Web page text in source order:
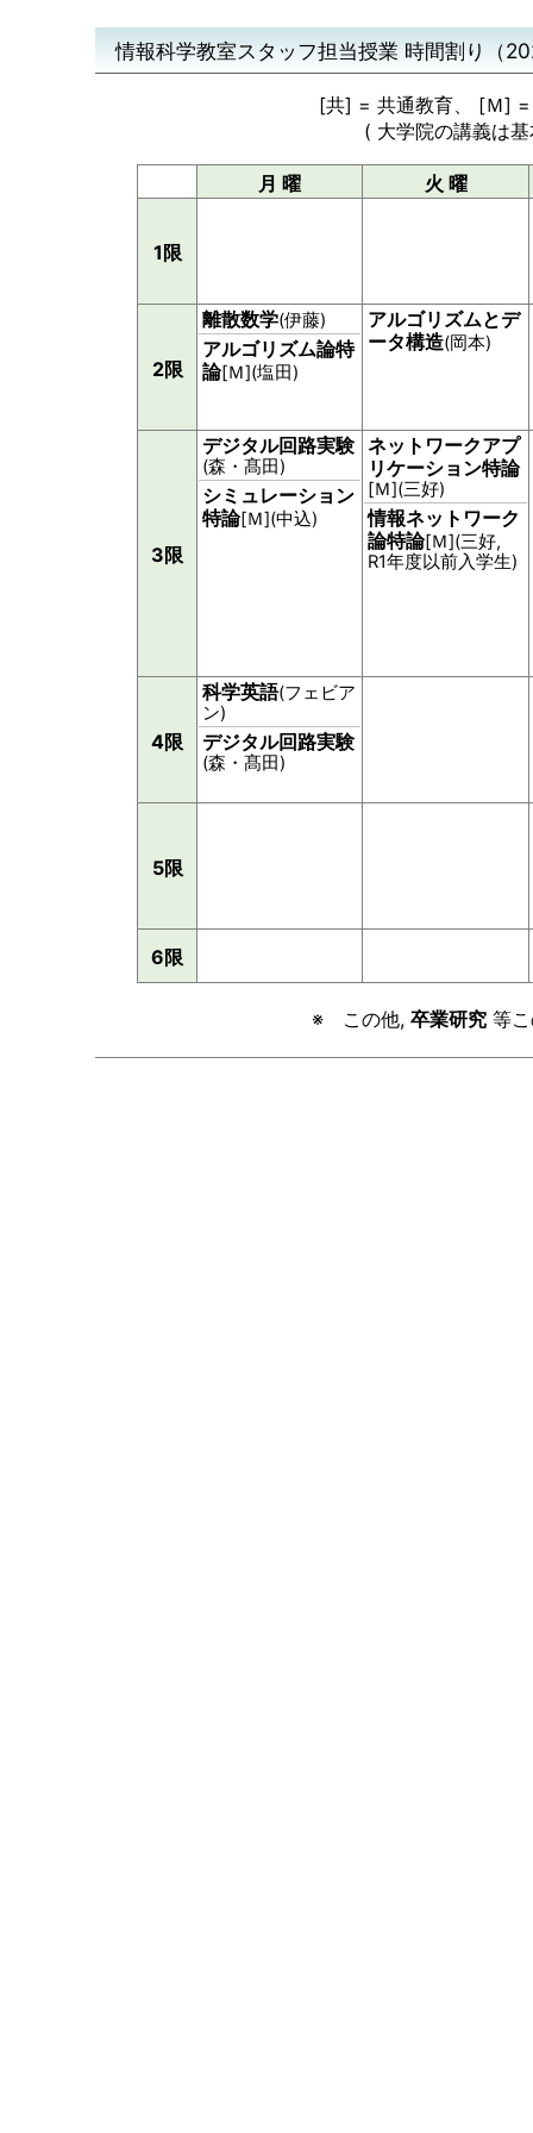
情報科学教室スタッフ担当授業 時間割り（
[共] = 共通教育、 [Ｍ]
( 大学院の講義は
月 曜 火 曜
1限
2限
離散数学(伊藤)
アルゴリズム論特
論[Ｍ](塩田)
アルゴリズムとデ
ータ構造(岡本)
3限
デジタル回路実験
(森・髙田)
シミュレーション
特論[Ｍ](中込)
ネットワークアプ
リケーション特論
[Ｍ](三好)
情報ネットワーク
論特論[Ｍ](三好,
R1年度以前入学生)
4限
科学英語(フェビア
ン)
デジタル回路実験
(森・髙田)
5限
6限
※ この他, 卒業研究 等